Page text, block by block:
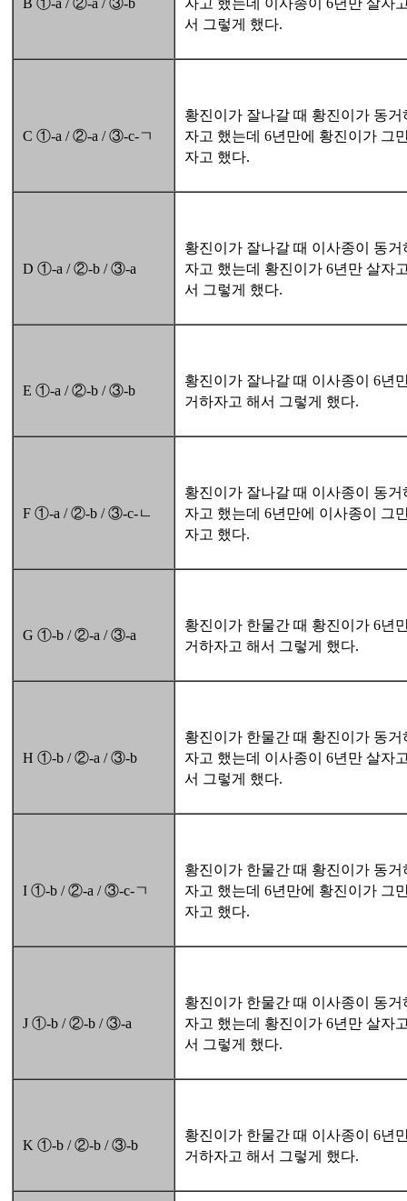
서 그렇게 했다.
C ①-a / ②-a / ③-c-ㄱ
황진이가 잘나갈 때 황진이가 동거
자고 했는데 6년만에 황진이가 그
자고 했다.
D ①-a / ②-b / ③-a
황진이가 잘나갈 때 이사종이 동거
자고 했는데 황진이가 6년만 살자
서 그렇게 했다.
E ①-a / ②-b / ③-b
황진이가 잘나갈 때 이사종이 6년
거하자고 해서 그렇게 했다.
F ①-a / ②-b / ③-c-ㄴ
황진이가 잘나갈 때 이사종이 동거
자고 했는데 6년만에 이사종이 그
자고 했다.
G ①-b / ②-a / ③-a
황진이가 한물간 때 황진이가 6년
거하자고 해서 그렇게 했다.
H ①-b / ②-a / ③-b
황진이가 한물간 때 황진이가 동거
자고 했는데 이사종이 6년만 살자
서 그렇게 했다.
I ①-b / ②-a / ③-c-ㄱ
황진이가 한물간 때 황진이가 동거
자고 했는데 6년만에 황진이가 그
자고 했다.
J ①-b / ②-b / ③-a
황진이가 한물간 때 이사종이 동거
자고 했는데 황진이가 6년만 살자
서 그렇게 했다.
K ①-b / ②-b / ③-b
황진이가 한물간 때 이사종이 6년
거하자고 해서 그렇게 했다.